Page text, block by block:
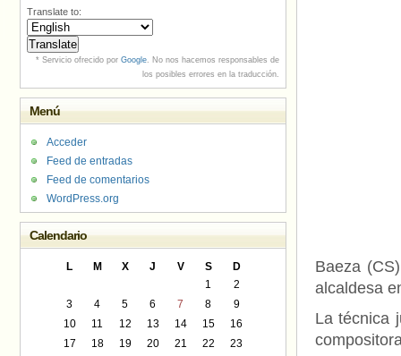
Baeza
alcaldesa
La técnica
Translate to:
* Servicio ofrecido por Google. No nos hacemos responsables de
los posibles errores en la traducción.
Menú
Acceder
Feed de entradas
Feed de comentarios
WordPress.org
Calendario
L M X J V S
D
1
2
3
4 5 6 7 8
9
10
11 12 13 14 15
16
17
18 19 20 21 22
23